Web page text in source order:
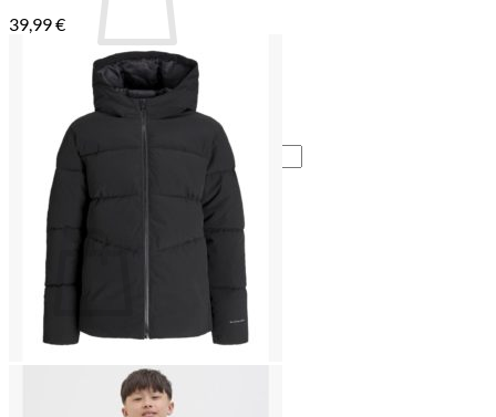
Ostoskori on tyhjä.
Takaisin kauppaan
Ostoskori
Ostoskori on tyhjä.
Takaisin kauppaan
39,99€